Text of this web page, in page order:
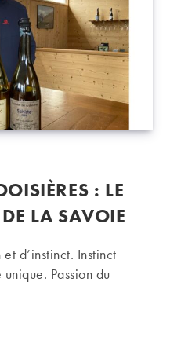
: LE
LA SAVOIE
d’instinct. Instinct
Passion du
Ardoisières : le porte-étendard de la